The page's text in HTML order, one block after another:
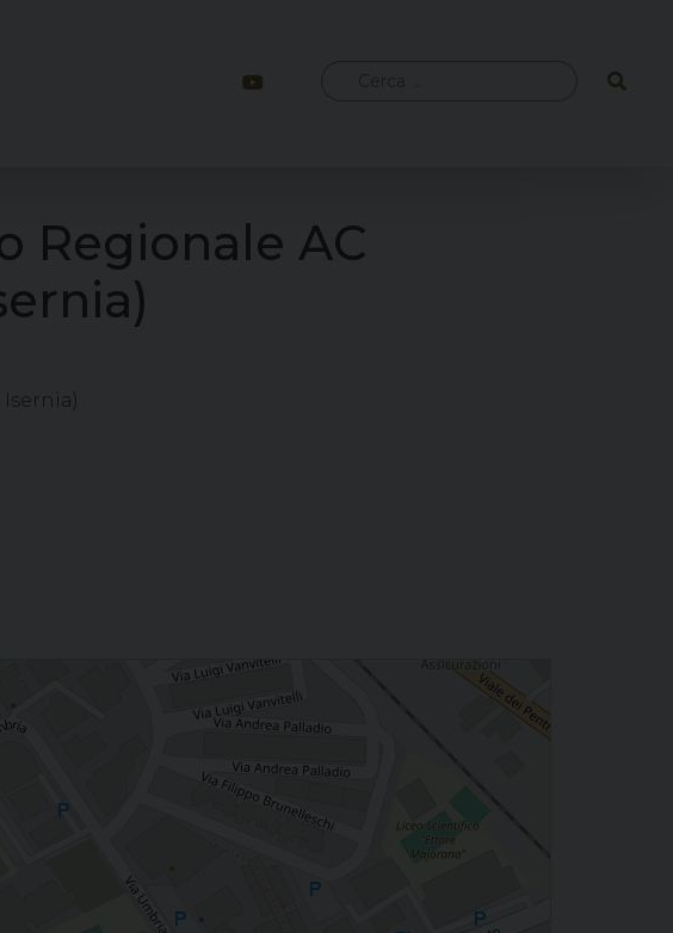
per:
Regionale AC